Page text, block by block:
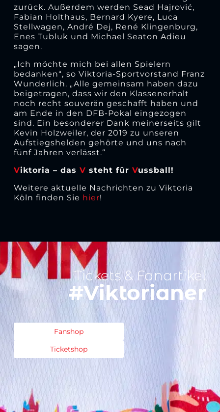
zurück. Außerdem werden Sead Hajrović,
Fabian Holthaus, Bernard Kyere, Luca
Stellwagen, André Dej, René Klingenburg,
Enes Tubluk und Michael Seaton Adieu
sagen.
„Ich möchte mich bei allen Spielern
bedanken“, so Viktoria-Sportvorstand Franz
Wunderlich. „Alle gemeinsam haben dazu
beigetragen, dass wir den Klassenerhalt
noch recht souverän geschafft haben und
am Ende in den DFB-Pokal eingezogen
sind. Ein besonderer Dank meinerseits gilt
Kevin Holzweiler, der 2019 zu unseren
Aufstiegshelden gehörte und uns nach
fünf Jahren verlässt.“
Viktoria – das V steht für Vussball!
Weitere aktuelle Nachrichten zu Viktoria
Köln finden Sie hier!
Tickets & Fanartikel
#Viktorianer
Fanshop
Ticketshop